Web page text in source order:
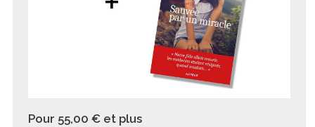
Pour 55,00 € et plus